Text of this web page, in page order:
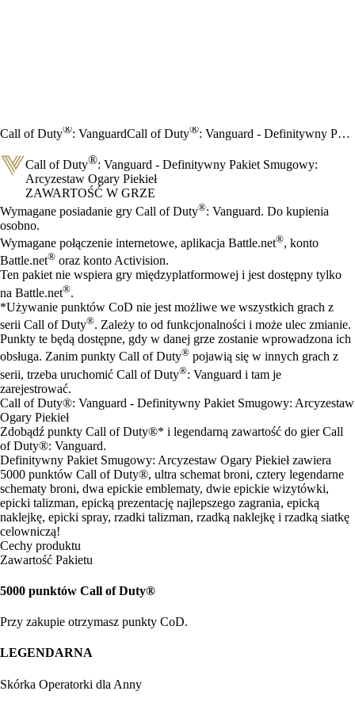
Call of Duty®: VanguardCall of Duty®: Vanguard - Definitywny Pakiet Smugowy: Arcyzestaw Ogary Piekieł
Call of Duty®: Vanguard - Definitywny Pakiet Smugowy:
Arcyzestaw Ogary Piekieł
ZAWARTOŚĆ W GRZE
Cena
Available actions
Wymagane posiadanie gry Call of Duty®: Vanguard. Do kupienia
osobno.
Wymagane połączenie internetowe, aplikacja Battle.net®, konto
Battle.net® oraz konto Activision.
Ten pakiet nie wspiera gry międzyplatformowej i jest dostępny tylko
na Battle.net®.
*Używanie punktów CoD nie jest możliwe we wszystkich grach z
serii Call of Duty®. Zależy to od funkcjonalności i może ulec zmianie.
Punkty te będą dostępne, gdy w danej grze zostanie wprowadzona ich
obsługa. Zanim punkty Call of Duty® pojawią się w innych grach z
serii, trzeba uruchomić Call of Duty®: Vanguard i tam je
zarejestrować.
Call of Duty®: Vanguard - Definitywny Pakiet Smugowy: Arcyzestaw
Ogary Piekieł
Zdobądź punkty Call of Duty®* i legendarną zawartość do gier Call
of Duty®: Vanguard.
Definitywny Pakiet Smugowy: Arcyzestaw Ogary Piekieł zawiera
5000 punktów Call of Duty®, ultra schemat broni, cztery legendarne
schematy broni, dwa epickie emblematy, dwie epickie wizytówki,
epicki talizman, epicką prezentację najlepszego zagrania, epicką
naklejkę, epicki spray, rzadki talizman, rzadką naklejkę i rzadką siatkę
celowniczą!
Cechy produktu
Zawartość Pakietu
5000 punktów Call of Duty®
Przy zakupie otrzymasz punkty CoD.
LEGENDARNA
Skórka Operatorki dla Anny